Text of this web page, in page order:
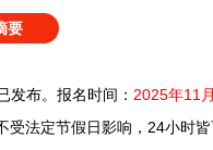
要
发布。 报名时间： 2025年11
受法定节假日影响，24小时